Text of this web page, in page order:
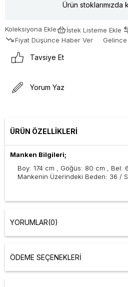
Ürün stoklarımızda
Koleksiyona Ekle İstek Listeme Ekle
Fiyat Düşünce Haber Ver
Tavsiye Et
Yorum Yaz
ÜRÜN ÖZELLIKLERI
Manken Bilgileri;
Boy: 174 cm , Göğüs: 80 cm , Bel:
Mankenin Üzerindeki Beden: 36 / S
YORUMLAR(0)
ÖDEME SEÇENEKLERI